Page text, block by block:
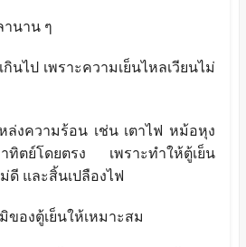
านาน ๆ
นไป เพราะความเย็นไหลเวียนไม่
ล่งความร้อน เช่น เตาไฟ หม้อหุง
ตย์โดยตรง เพราะทำให้ตู้เย็น
ดี และสิ้นเปลืองไฟ
องตู้เย็นให้เหมาะสม